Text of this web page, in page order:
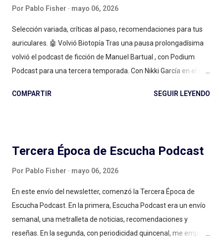
Por Pablo Fisher mayo 06, 2026
Selección variada, críticas al paso, recomendaciones para tus
auriculares. 🤖 Volvió Biotopía Tras una pausa prolongadísima
volvió el podcast de ficción de Manuel Bartual , con Podium
Podcast para una tercera temporada. Con Nikki García en el rol
este mundo rarísimo de ciencia ficción y humor. ¿Fueron mil
te dejo también mi reseña de entonces ). En cuanto al regreso,
lo noté demasiado apuntado a los fans núcleo duro y me costó
acompañando las dudas y los olvidos de la conductora del
boletín informativo: recuerdo algunos personajes pero no todos
nombre-por-nombre y me faltaron, digamos, papitas para
acompañar el sanguche. A la vez, celebro el riesgo de publicar
COMPARTIR SEGUIR LEYENDO
Tercera Época de Escucha Podcast
Por Pablo Fisher mayo 06, 2026
En este envío del newsletter, comenzó la Tercera Época de
Escucha Podcast. En la primera, Escucha Podcast era un envío
semanal, una metralleta de noticias, recomendaciones y
reseñas. En la segunda, con periodicidad quincenal, me empecé